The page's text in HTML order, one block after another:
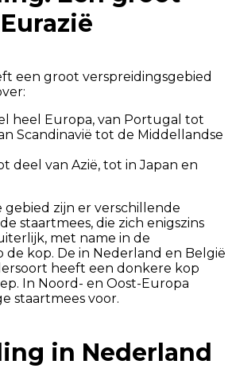
een groot verspreidingsgebied
heel Europa, van Portugal tot
Scandinavië tot de Middellandse
deel van Azië, tot in Japan en
gebied zijn er verschillende
staartmees, die zich enigszins
met name in de
de kop. De in Nederland en België
heeft een donkere kop
In Noord- en Oost-Europa
staartmees voor.
in Nederland